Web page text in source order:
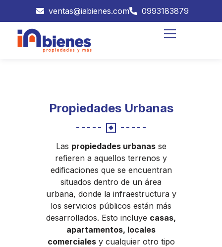
ventas@iabienes.com 0993183879
Propiedades Urbanas
Las propiedades urbanasse
refieren a aquellos terrenos y
edificaciones que se encuentran
situados dentro de un área
urbana, donde la infraestructura y
los servicios públicos están más
desarrollados. Esto incluye casas,
apartamentos, locales
comercialesy cualquier otro tipo